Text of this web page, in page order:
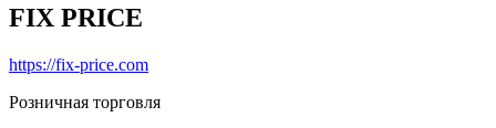
FIX PRICE
https://fix-price.com
Розничная торговля